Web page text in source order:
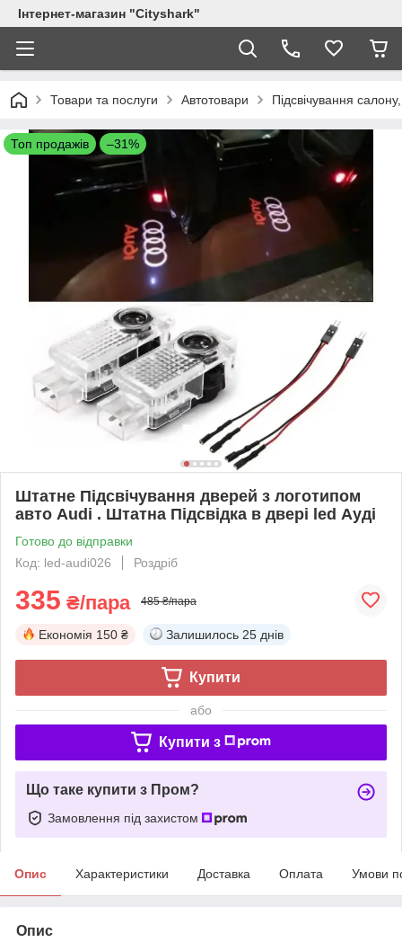
Інтернет-магазин "Сityshark"
Товари та послуги Автотовари Підсвічування
Топ продажів –31%
Штатне Підсвічування дверей з логотипом
авто Audi . Штатна Підсвідка в двері led Ауді
Готово до відправки
Код: led-audi026
Роздріб
335 ₴/пара 485 ₴/пара
Економія 150 ₴ Залишилось 25 днів
Купити
або
Купити з
Що таке купити з Пром?
Замовлення під захистом
Опис Характеристики Доставка Оплата Умови
Опис